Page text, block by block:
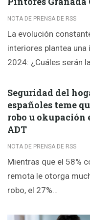
NOTA DE PRENSA DE RSS
La evolución
interiores plantea
2024: ¿Cuáles serán
Seguridad del
españoles teme
robo u okupación
ADT
NOTA DE PRENSA DE RSS
Mientras que el 58%
remota le otorga
robo, el 27%…